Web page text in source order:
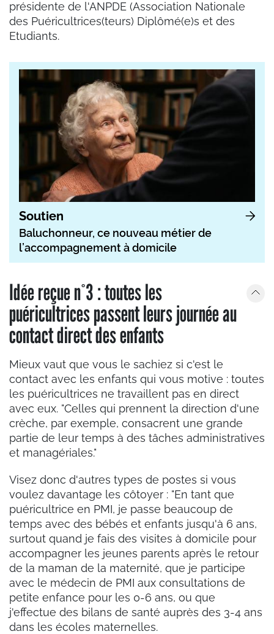
présidente de l'ANPDE (Association Nationale
des Puéricultrices(teurs) Diplômé(e)s et des
Etudiants.
Soutien
Baluchonneur, ce nouveau métier de
l’accompagnement à domicile
Idée reçue n°3 : toutes les
puéricultrices passent leurs journée au
contact direct des enfants
Mieux vaut que vous le sachiez si c'est le
contact avec les enfants qui vous motive : toutes
les puéricultrices ne travaillent pas en direct
avec eux. "Celles qui prennent la direction d'une
crèche, par exemple, consacrent une grande
partie de leur temps à des tâches administratives
et managériales."
Visez donc d'autres types de postes si vous
voulez davantage les côtoyer : "En tant que
puéricultrice en PMI, je passe beaucoup de
temps avec des bébés et enfants jusqu'à 6 ans,
surtout quand je fais des visites à domicile pour
accompagner les jeunes parents après le retour
de la maman de la maternité, que je participe
avec le médecin de PMI aux consultations de
petite enfance pour les 0-6 ans, ou que
j'effectue des bilans de santé auprès des 3-4 ans
dans les écoles maternelles.